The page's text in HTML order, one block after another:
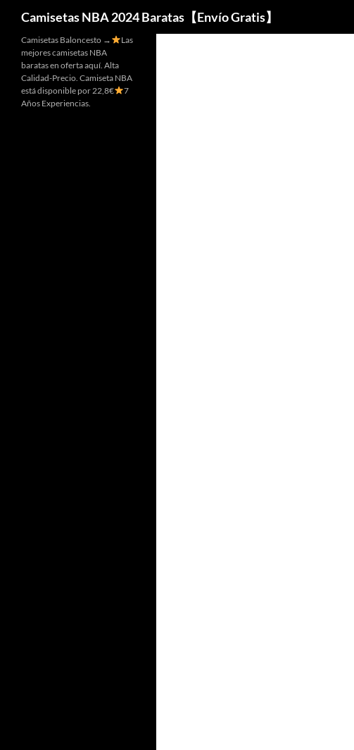
Camisetas NBA 2024 Baratas【Envío Gratis】
Camisetas Baloncesto →
Las
mejores camisetas NBA
baratas en oferta aquí. Alta
Calidad-Precio. Camiseta NBA
está disponible por 22,8€
7
Años Experiencias.